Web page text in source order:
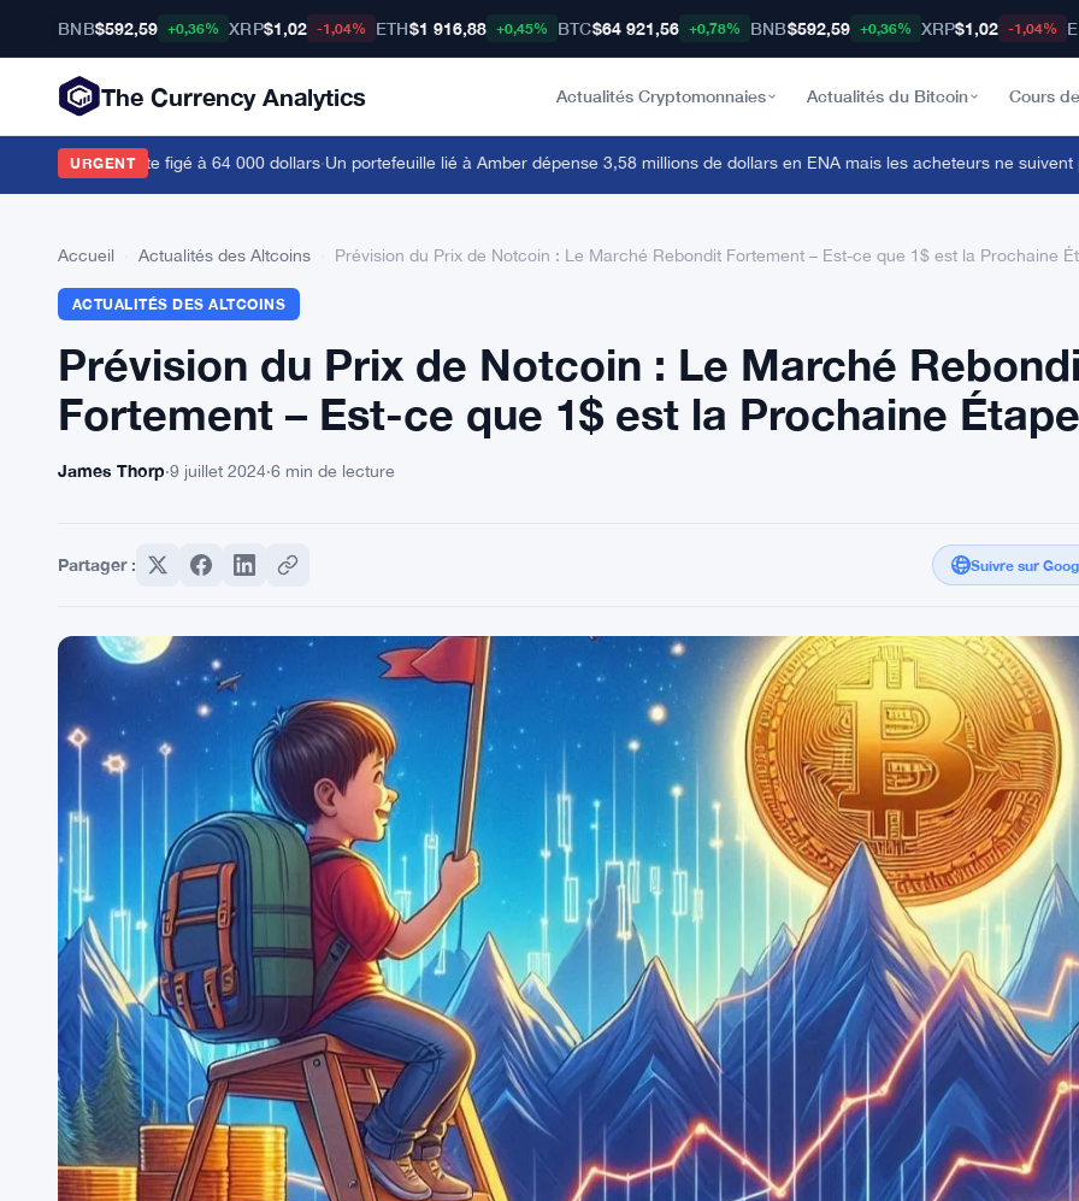
BNB$592,59 +0,36% XRP$1,02 -1,04% ETH$1 916,88 +0,45% BTC$64 921,56 +0,78% BNB$592,59 +0,36% XRP$1,02 -1,04%
The Currency Analytics Actualités Cryptomonnaies Actualités du Bitcoin Cours
URGENT
Bitcoin reste figé à 64 000 dollars·Un portefeuille lié à Amber dépense 3,58 millions de dollars en ENA mais les acheteurs ne suivent pas
Accueil Actualités des Altcoins Prévision du Prix de Notcoin : Le Marché Rebondit Fortement – Est-ce que 1$ est la Prochaine
ACTUALITÉS DES ALTCOINS
Prévision du Prix de Notcoin : Le Marché
Fortement – Est-ce que 1$ est la Prochaine Étape
James Thorp·9 juillet 2024·6 min de lecture
Partager : Suivre sur